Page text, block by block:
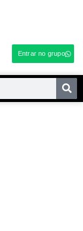
Entrar no grupo